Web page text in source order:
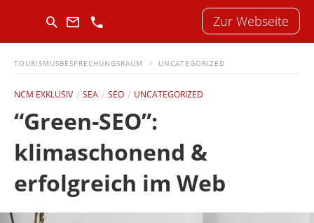
Zur Webseite
TOURISMUSBESPRECHUNGSRAUM UNCATEGORIZED
NCM EXKLUSIV SEA SEO UNCATEGORIZED
“Green-SEO”:
klimaschonend &
erfolgreich im Web